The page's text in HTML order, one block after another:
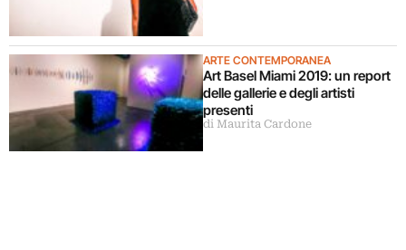
ARTE CONTEMPORANEA
Art Basel Miami 2019: un report
delle gallerie e degli artisti
presenti
di Maurita Cardone